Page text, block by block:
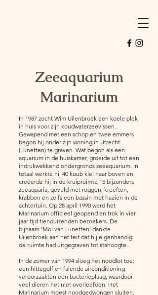
Zeeaquarium
Marinarium
In 1987 zocht Wim Uilenbroek een koele plek
in huis voor zijn koudwaterzeevissen.
Gewapend met een schop en twee emmers
begon hij onder zijn woning in Utrecht
(Lunetten) te graven. Wat begon als een
aquarium in de huiskamer, groeide uit tot een
indrukwekkend ondergronds zeeaquarium. In
totaal werkte hij 40 kuub klei naar boven en
creëerde hij in de kruipruimte 15 bijzondere
zeeaquaria, gevuld met roggen, kreeften,
krabben en zelfs een bassin met haaien in de
achtertuin. Op 28 april 1990 werd het
Marinarium officieel geopend en trok in vier
jaar tijd tienduizenden bezoekers. De
bijnaam ‘Mol van Lunetten’ dankte
Uilenbroek aan het feit dat hij eigenhandig
de ruimte had uitgegraven tot stahoogte.
In de zomer van 1994 sloeg het noodlot toe:
een hittegolf en falende airconditioning
veroorzaakten een bacterieplaag, waardoor
veel dieren het niet overleefden. Het
Marinarium moest noodgedwongen sluiten.